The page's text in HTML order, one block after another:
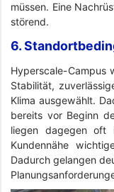
müssen. Eine
störend.
6.
Hyperscale-Campus
Stabilität,
Klima ausgewählt.
bereits vor Beginn
liegen dagegen oft
Kundennähe
Dadurch gelangen